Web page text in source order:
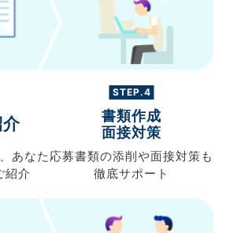
あなた
紹介
STEP.4
書類作成
面接対策
応募書類の添削や面接対策も
徹底サポート